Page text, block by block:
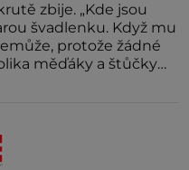
zbije. „Kde jsou
švadlenku. Když mu
protože žádné
měďáky a štůčky